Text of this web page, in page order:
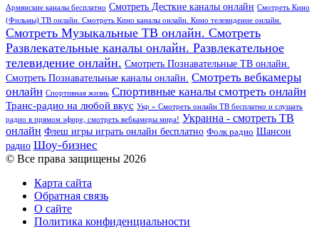
Армянские каналы бесплатно Смотреть Десткие каналы онлайн Смотреть Кино
(Фильмы) ТВ онлайн. Смотреть Кино каналы онлайн. Кино телевидение онлайн.
Смотреть Музыкальные ТВ онлайн. Смотреть
Развлекательные каналы онлайн. Развлекательное
телевидение онлайн. Смотреть Познавательные ТВ онлайн.
Смотреть Познавательные каналы онлайн. Смотреть вебкамеры
онлайн Спортивная жизнь Спортивные каналы смотреть онлайн
Транс-радио на любой вкус Укр » Смотреть онлайн ТВ бесплатно и слушать
радио в прямом эфире, смотреть вебкамеры мира! Украина - смотреть ТВ
онлайн Флеш игры играть онлайн бесплатно Фолк радио Шансон
радио Шоу-бизнес
© Все права защищены 2026
Карта сайта
Обратная связь
О сайте
Политика конфиденциальности